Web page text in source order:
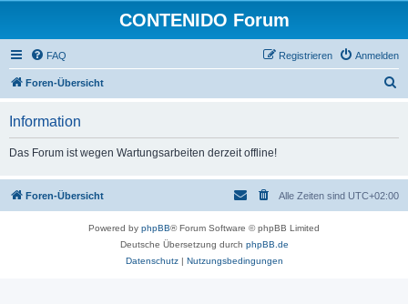
CONTENIDO Forum
FAQ Anmelden
Registrieren
Foren-Übersicht
Information
Das Forum ist wegen Wartungsarbeiten derzeit offline!
Foren-Übersicht Alle Zeiten sind UTC+02:00
Powered by phpBB® Forum Software © phpBB Limited
Deutsche Übersetzung durch phpBB.de
Datenschutz| Nutzungsbedingungen